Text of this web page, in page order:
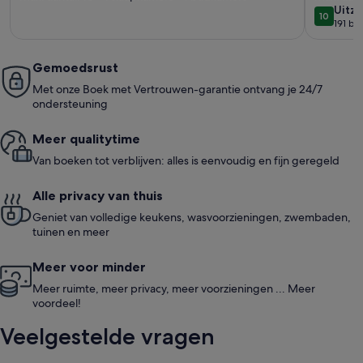
B4
1010 op 10
191
(191
Gemoedsrust
Met onze Boek met Vertrouwen-garantie ontvang je 24/7
ondersteuning
Meer quali­ty­time
Van boeken tot verblijven: alles is eenvoudig en fijn geregeld
Alle privacy van thuis
Geniet van volledige keukens, wasvoorzieningen, zwembaden,
tuinen en meer
Meer voor minder
Meer ruimte, meer privacy, meer voorzieningen ... Meer
voordeel!
Veelgestelde vragen